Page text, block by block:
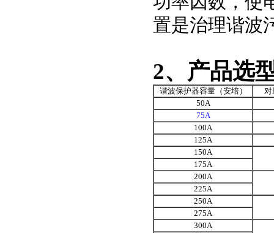
置是治理谐波
2、产品选
谐波保护器容量（安培）
对
50A
75A
100A
125A
150A
175A
200A
225A
250A
275A
300A